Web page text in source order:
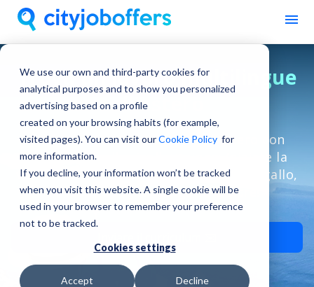
We use our own and third-party cookies for
analytical purposes and to show you personalized
advertising based on a profile
created on your browsing habits (for example,
visited pages). You can visit ourCookie Policy for
more information.
If you decline, your information won’t be tracked
when you visit this website. A single cookie will be
used in your browser to remember your preference
not to be tracked.
Cookies settings
Accept Decline
Trova un lavoro multilingue
all'estero
Esplorate i posti di lavoro all'estero con
l'assistenza alla ricollocazione. Iniziate la
vostra carriera internazionale in Portogallo,
Grecia, Spagna, Bulgaria e oltre!